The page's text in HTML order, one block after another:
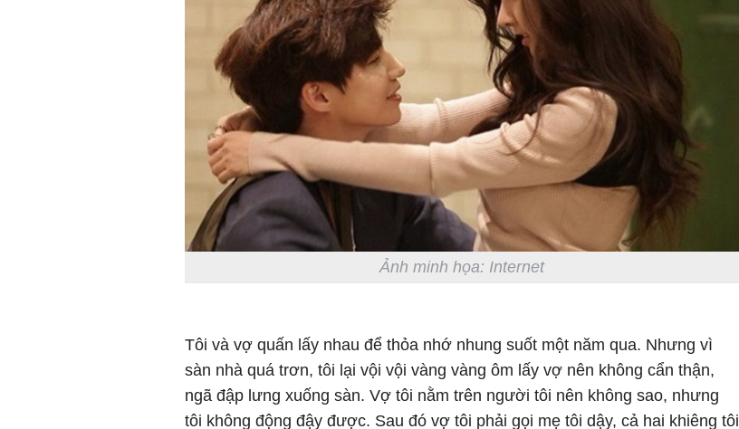
Ảnh minh họa: Internet
Tôi và vợ quấn lấy nhau để thỏa nhớ nhung suốt một năm qua. Nhưng vì
sàn nhà quá trơn, tôi lại vội vội vàng vàng ôm lấy vợ nên không cẩn thận,
ngã đập lưng xuống sàn. Vợ tôi nằm trên người tôi nên không sao, nhưng
tôi không động đậy được. Sau đó vợ tôi phải gọi mẹ tôi dậy, cả hai khiêng tôi